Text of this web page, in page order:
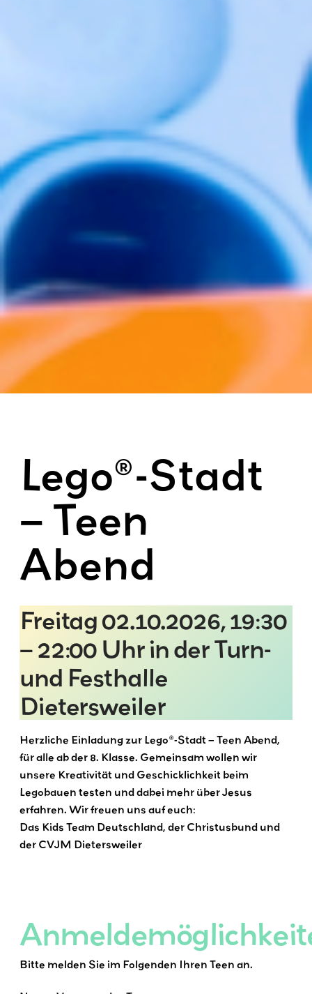
Lego®-Stadt
– Teen
Abend
Freitag 02.10.2026, 19:30
– 22:00 Uhr in der Turn-
und Festhalle
Dietersweiler
Herzliche Einladung zur Lego®-Stadt – Teen Abend,
für alle ab der 8. Klasse. Gemeinsam wollen wir
unsere Kreativität und Geschicklichkeit beim
Legobauen testen und dabei mehr über Jesus
erfahren. Wir freuen uns auf euch:
Das Kids Team Deutschland, der Christusbund und
der CVJM Dietersweiler
Bitte melden Sie im Folgenden Ihren Teen an.